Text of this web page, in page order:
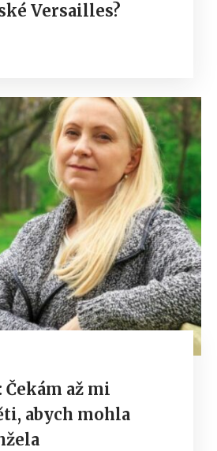
Versailles?
Čekám až mi
abych mohla